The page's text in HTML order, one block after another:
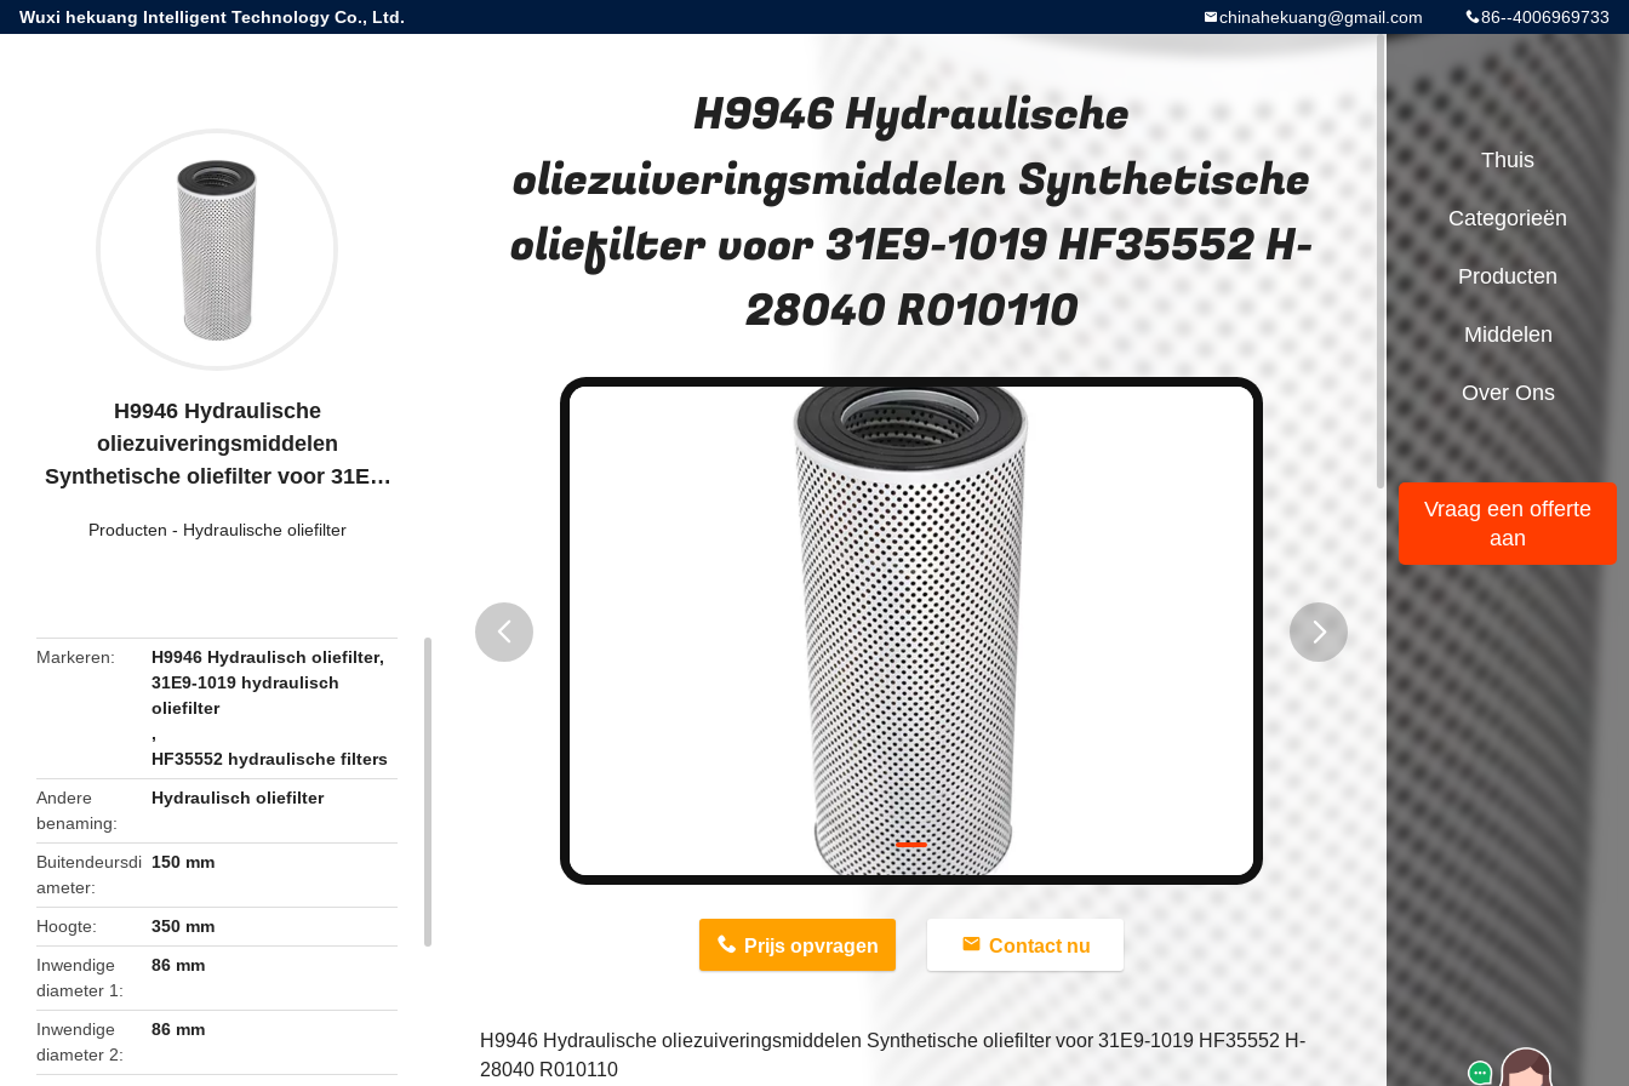
Wuxi hekuang Intelligent Technology Co., Ltd. 86--4006969733
chinahekuang@gmail.com
H9946 Hydraulische
oliezuiveringsmiddelen
Synthetische oliefilter voor 31E9-
Producten - Hydraulische oliefilter
Markeren H9946 Hydraulisch oliefilter,
31E9-1019 hydraulisch
oliefilter
,
HF35552 hydraulische filters
Andere
benaming
Hydraulisch oliefilter
Buitendeursdi
ameter
150 mm
Hoogte
350 mm
Inwendige
diameter 1
86 mm
Inwendige
diameter 2
86 mm
H9946 Hydraulische
oliezuiveringsmiddelen Synthetische
oliefilter voor 31E9-1019 HF35552 H-
28040 R010110
Prijs opvragen Contact nu
H9946 Hydraulische oliezuiveringsmiddelen Synthetische oliefilter voor 31E9-1019 HF35552 H-
28040 R010110
Thuis
Categorieën
Producten
Middelen
Over Ons
Vraag een offerte
aan